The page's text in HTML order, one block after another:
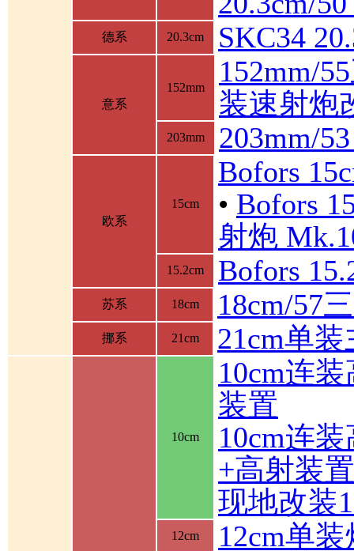
德系 20.3cm SKC34
意系
152mm
152mm/
装速射炮
203mm 203mm/
欧系
15cm
Bofors
• Bofors
射炮
15.2cm Bofors
苏系 18cm 18cm/57
挪系 21cm 21cm单装
10cm
10cm连
装置
10cm连
+高射装
现地改装
12cm 12cm单装